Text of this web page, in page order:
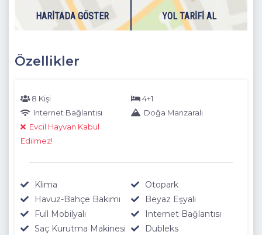
Dışarıdaki havuzlarımız 1 Kasım - 30 Nisan tarihlerinde hava
HARITADA GÖSTER YOL TARIFI AL
Özellikler
8 Kişi
4+1
Internet Bağlantısı
Doğa Manzaralı
Evcil Hayvan Kabul
Edilmez!
Klima
Otopark
Havuz-Bahçe Bakımı
Beyaz Eşyalı
Full Mobilyalı
Internet Bağlantısı
Saç Kurutma Makinesi
Dubleks